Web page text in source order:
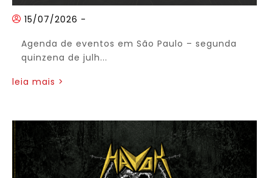
15/07/2026 -
Agenda de eventos em São Paulo – segunda
quinzena de julh...
leia mais >